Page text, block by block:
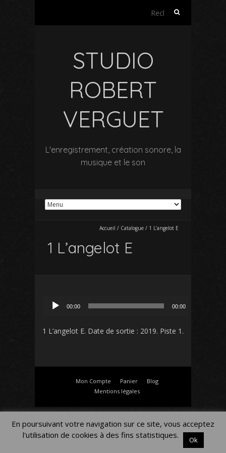
Rechercher :
STUDIO
ROBERT
VERGUET
L'enregistrement, création sonore, la
musique et le son
Accueil / Catalogue / 1 L’angelot E
1 L’angelot E
00:00 00:00
1 L’angelot E. Date de sortie : 2019. Piste 1.
Mon Compte Panier
Blog
Mentions légales
En poursuivant votre navigation sur ce site, vous acceptez
l'utilisation de cookies à des fins statistiques.
Ok